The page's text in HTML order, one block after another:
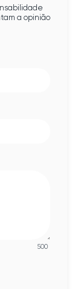
a opinião
500